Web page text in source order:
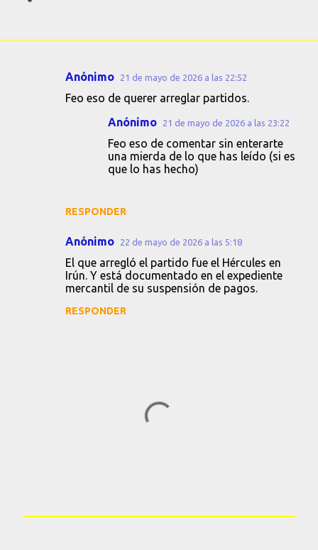
Anónimo 21 de mayo de 2026 a las 22:52
Feo eso de querer arreglar partidos.
RESPONDER
Anónimo 21 de mayo de 2026 a las 23:22
Feo eso de comentar sin enterarte
una mierda de lo que has leído (si es
que lo has hecho)
Anónimo 22 de mayo de 2026 a las 5:18
El que arregló el partido fue el Hércules en
Irún. Y está documentado en el expediente
mercantil de su suspensión de pagos.
RESPONDER